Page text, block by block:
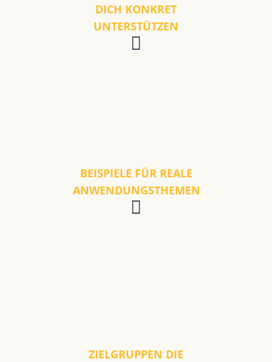
DICH KONKRET
UNTERSTÜTZEN
BEISPIELE FÜR REALE
ANWENDUNGSTHEMEN
ZIELGRUPPEN DIE